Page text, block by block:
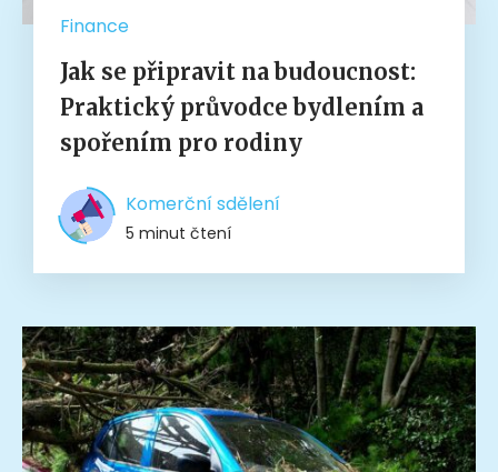
Finance
Jak se připravit na budoucnost:
Praktický průvodce bydlením a
spořením pro rodiny
Komerční sdělení
5 minut čtení